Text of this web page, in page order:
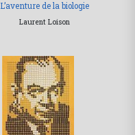
L’aventure de la biologie
Laurent Loison